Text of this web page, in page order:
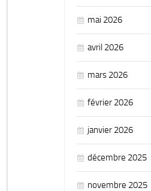
mai 2026
avril 2026
mars 2026
février 2026
janvier 2026
décembre 2025
novembre 2025